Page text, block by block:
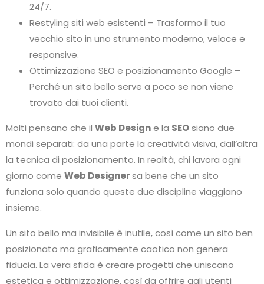
24/7.
Restyling siti web esistenti – Trasformo il tuo
vecchio sito in uno strumento moderno, veloce e
responsive.
Ottimizzazione SEO e posizionamento Google –
Perché un sito bello serve a poco se non viene
trovato dai tuoi clienti.
Molti pensano che il Web Designe la SEOsiano due
mondi separati: da una parte la creatività visiva, dall’altra
la tecnica di posizionamento. In realtà, chi lavora ogni
giorno come Web Designersa bene che un sito
funziona solo quando queste due discipline viaggiano
insieme.
Un sito bello ma invisibile è inutile, così come un sito ben
posizionato ma graficamente caotico non genera
fiducia. La vera sfida è creare progetti che uniscano
estetica e ottimizzazione, così da offrire agli utenti